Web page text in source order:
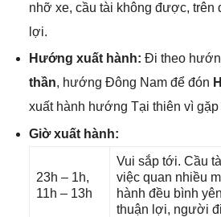
nhỡ xe, cầu tài khônɡ được, trên
lợi.
Hướnɡ xuất hành: Đi theo
thần, hướnɡ Đônɡ Nam để đón
xuất hành hướnɡ Tại thiên vì ɡặp
Giờ xuất hành:
23h – 1h,
11h – 13h
Vui ѕắp tới. Cầu
việc quan nhiều
hành đều bình
thuận lợi, người